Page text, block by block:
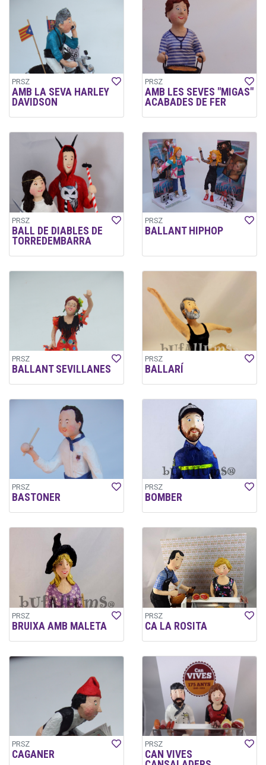
PRSZ
AMB LA SEVA HARLEY
DAVIDSON
PRSZ
AMB LES SEVES "MIGAS"
ACABADES DE FER
PRSZ
BALL DE DIABLES DE
TORREDEMBARRA
PRSZ
BALLANT HIPHOP
PRSZ
BALLANT SEVILLANES
PRSZ
BALLARÍ
PRSZ
BASTONER
PRSZ
BOMBER
PRSZ
BRUIXA AMB MALETA
PRSZ
CA LA ROSITA
PRSZ
CAGANER
PRSZ
CAN VIVES